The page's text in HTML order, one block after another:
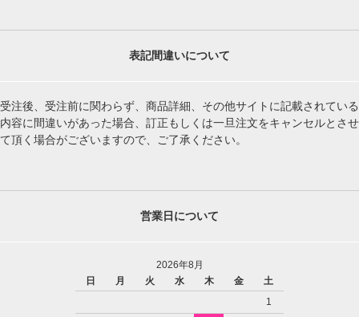
表記間違いについて
受注後、受注前に関わらず、商品詳細、その他サイトに記載されている
内容に間違いがあった場合、訂正もしくは一旦注文をキャンセルとさせ
て頂く場合がございますので、ご了承ください。
営業日について
2026年8月
日
月 火 水 木 金
土
1